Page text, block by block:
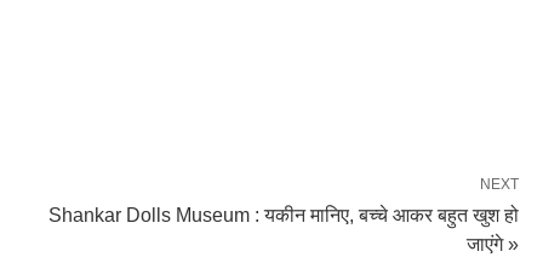
NEXT
Shankar Dolls Museum : यकीन मानिए, बच्चे आकर बहुत खुश हो
जाएंगे »